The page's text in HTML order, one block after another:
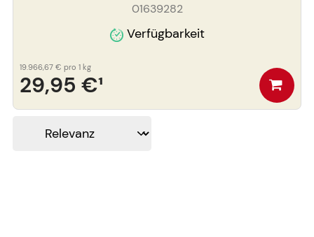
01639282
Verfügbarkeit
29,95 €¹
19.966,67 € pro 1 kg